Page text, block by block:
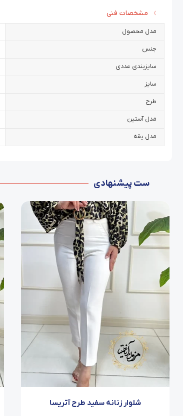
مشخصات فنی
مدل محصول
جنس
سایزبندی عددی
سایز
طرح
مدل آستین
مدل یقه
ست پیشنهادی
شلوار زنانه سفید طرح آتریسا